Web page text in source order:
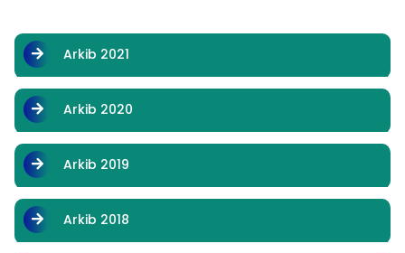
Arkib 2021
Arkib 2020
Arkib 2019
Arkib 2018